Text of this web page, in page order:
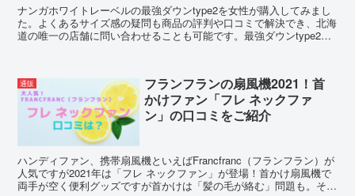
ナンガホワイトレーベルの最強ダウンtype2を女性が購入してみまし
た。よくあるサイズ感の疑問も商品の評判や口コミで解決でき、北海
道の唯一の店舗に問い合わせることも可能です。最強ダウンtype2を
通販
フランフランの扇風機2021！首
かけファン「フレ ネックファ
ン」の口コミをご紹介
ハンディファン、携帯扇風機といえばFrancfranc（フランフラン）が
人気ですが2021年は「フレ ネックファン」が登場！首かけ扇風機で
両手が空く便利グッズですが首かけは「髪の毛が絡む」問題も。そこ